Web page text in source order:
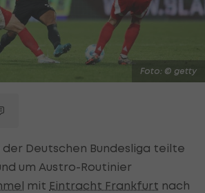
Foto: © getty
der Deutschen Bundesliga teilte
um Austro-Routinier
mit Eintracht Frankfurt nach